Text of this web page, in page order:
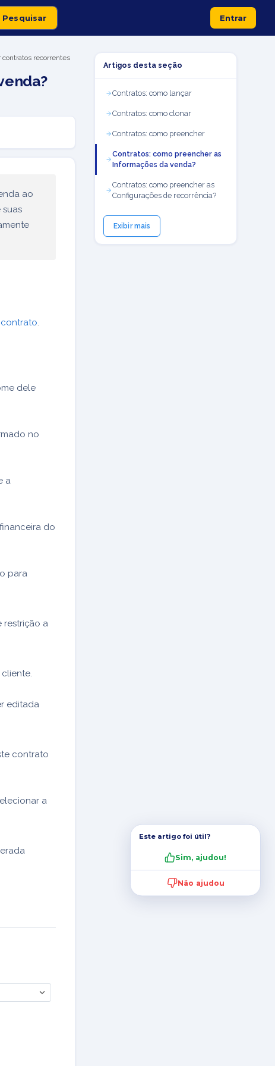
Entrar
contratos recorrentes
ao
dele
no
a
do
para
restrição a
editada
contrato
a
Artigos desta seção
Contratos: como lançar
Contratos: como clonar
Contratos: como preencher
Contratos: como preencher as
Informações da venda?
Contratos: como preencher as
Configurações de recorrência?
Exibir mais
Este artigo foi útil?
Sim, ajudou!
Não ajudou